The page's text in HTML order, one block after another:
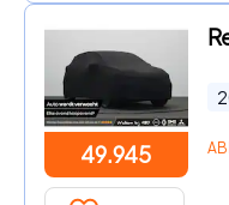
49.945